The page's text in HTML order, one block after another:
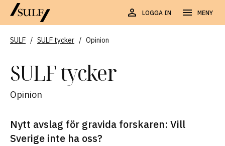
LOGGA IN MENY
SULF / SULF tycker / Opinion
SULF tycker
Opinion
Nytt avslag för gravida forskaren: Vill
Sverige inte ha oss?